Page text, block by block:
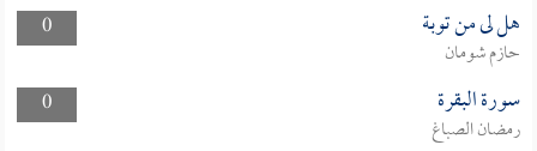
0 هل لى من توبة
حازم شومان
0
سورة البقرة
رمضان الصباغ